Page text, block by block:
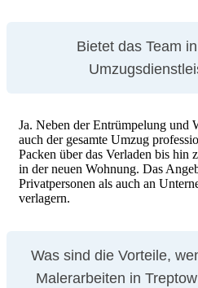
Klamotten
Bietet das Team
Ja. Neben der Entrümpelung und
auch der gesamte Umzug
Packen über das Verladen bis hin
in der neuen Wohnung. Das
Privatpersonen als auch an
verlagern.
Was sind die Vorteile,
Malerarbeiten in